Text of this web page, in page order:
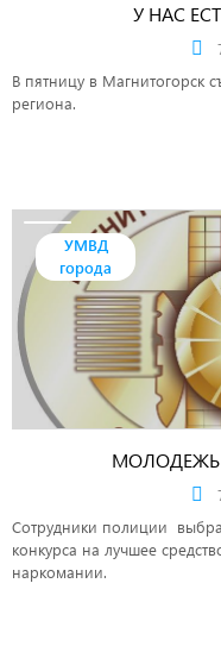
У НАС
В пятницу в Магнитогорск
региона.
УМВД
города
МОЛОДЕЖЬ
Сотрудники полиции
конкурса на лучшее
наркомании.